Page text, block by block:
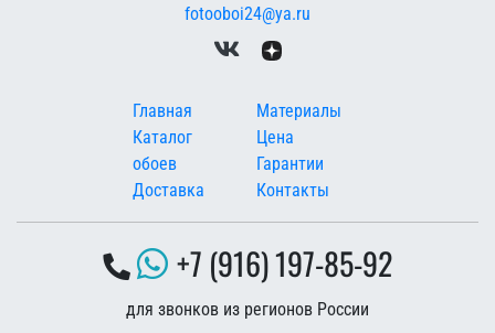
fotooboi24@ya.ru
Меню в подвале
Главная
Каталог
обоев
Доставка
Материалы
Цена
Гарантии
Контакты
+7 (916) 197-85-92
для звонков из регионов России